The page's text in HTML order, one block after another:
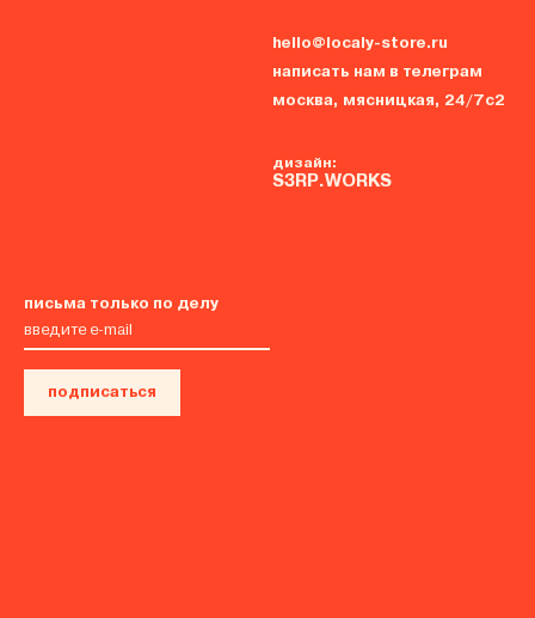
письма только по делу
подписаться
hello@localy-store.ru
написать нам в телеграм
москва, мясницкая, 24/7с2
дизайн:
S3RP.WORKS